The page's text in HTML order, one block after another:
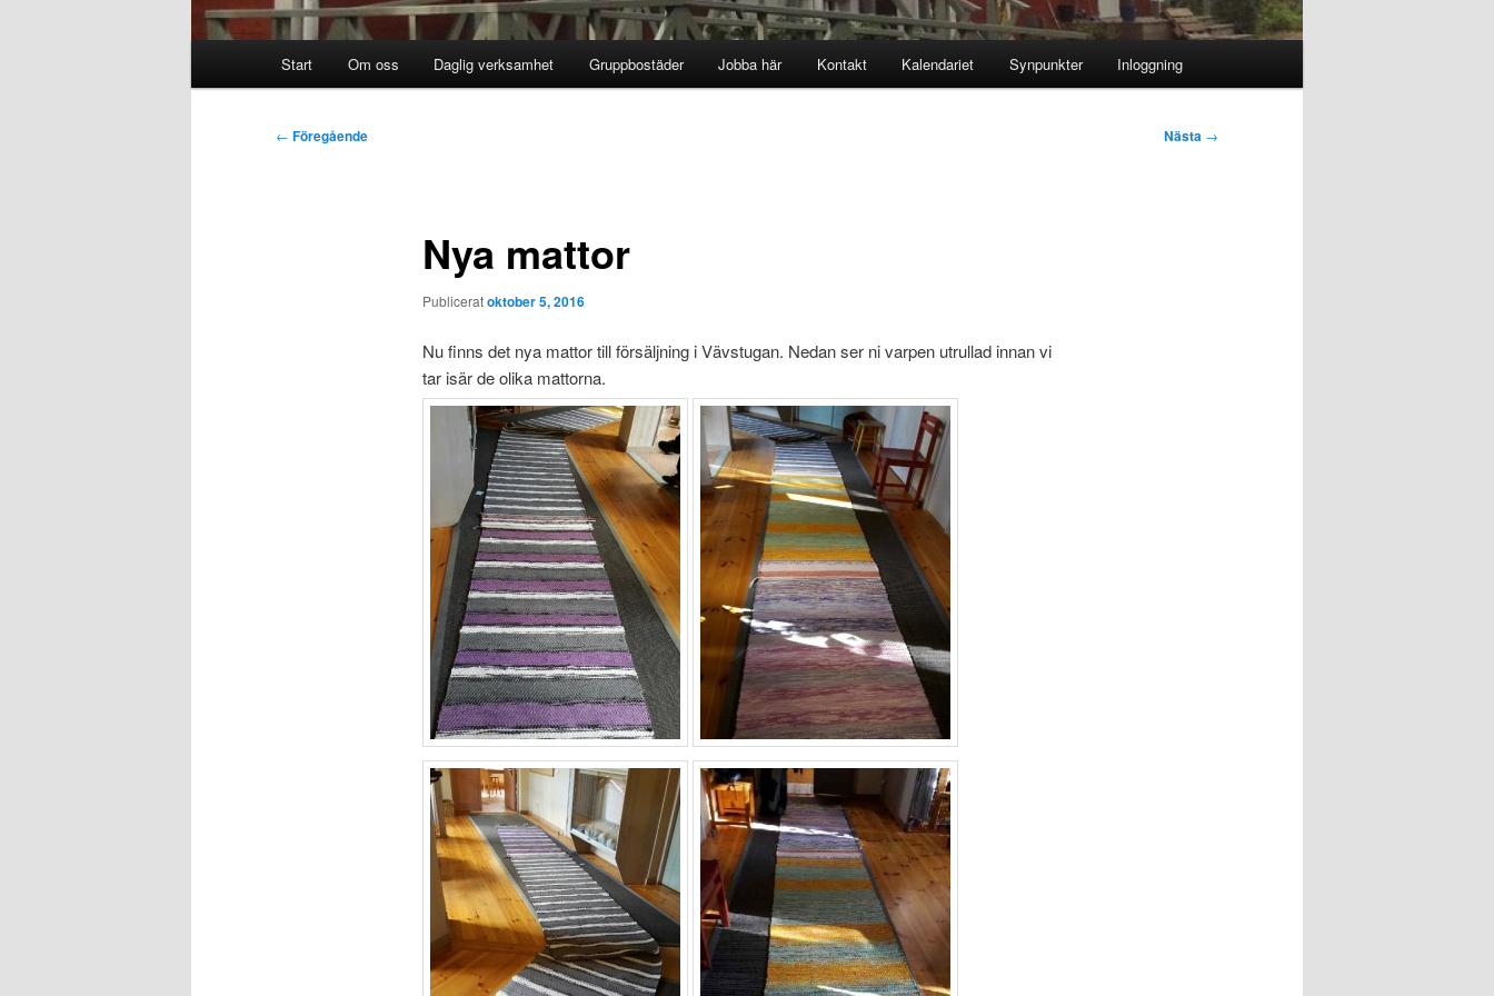
Start Om oss Daglig verksamhet Gruppbostäder Jobba här Kontakt Kalendariet Synpunkter Inloggning
Inläggsnavigering
← Föregående Nästa →
Nya mattor
Publiceratoktober 5, 2016
Nu finns det nya mattor till försäljning i Vävstugan. Nedan ser ni varpen utrullad innan vi
tar isär de olika mattorna.